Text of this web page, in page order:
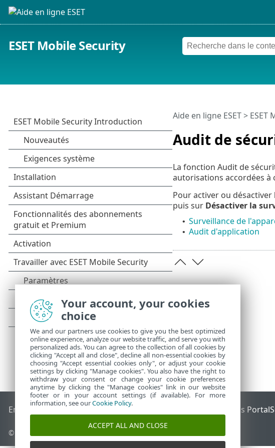
ESET Mobile Security
Audit de
Aide en ligne ESET> ESET
La fonction Audit de
autorisations accordées
Pour activer ou
puis sur Désactiver la
• Surveillance de
• Audit d'application
End of Life Base de connaissances ESET ESET Status Portal
© 1992-2026
Your account, your cookies
choice
We and our partners use cookies to give you the best optimized
online experience, analyze our website traffic, and serve you with
personalized ads. You can agree to the collection of all cookies by
clicking "Accept all and close", decline all non-essential cookies by
choosing "Accept essential cookies only", or adjust your cookie
settings by clicking "Manage cookies". You also have the right to
withdraw your consent or change your cookie preferences
anytime by clicking the "Manage cookies" link in our website
footer or in your account settings (if available). For more
information, see ourCookie Policy.
ACCEPT ALL AND CLOSE